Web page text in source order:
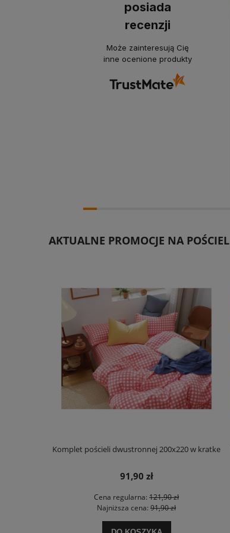
posiada
recenzji
Może zainteresują Cię
inne ocenione produkty
AKTUALNE PROMOCJE NA POŚCIEL
Komplet pościeli dwustronnej 200x220 w kratke
91,90 zł
Cena regularna: 121,90 zł
Najniższa cena: 91,90 zł